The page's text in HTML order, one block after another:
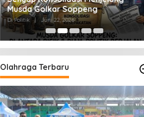
Musda Golkar Soppeng
Di Politik | Juni 22, 2026
Olahraga Terbaru